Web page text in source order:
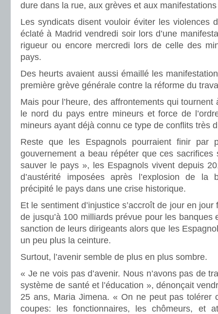
dure dans la rue, aux grèves et aux
Les syndicats disent vouloir éviter les violences
éclaté à Madrid vendredi soir lors d’une
rigueur ou encore mercredi lors de celle des
pays.
Des heurts avaient aussi émaillé les
première grève générale contre la réforme du
Mais pour l’heure, des affrontements qui tournent
le nord du pays entre mineurs et force de
mineurs ayant déjà connu ce type de conflits très
Reste que les Espagnols pourraient finir par
gouvernement a beau répéter que ces sacrifices
sauver le pays », les Espagnols vivent depuis
d’austérité imposées après l’explosion de la
précipité le pays dans une crise historique.
Et le sentiment d’injustice s’accroît de jour en jour
de jusqu’à 100 milliards prévue pour les banques
sanction de leurs dirigeants alors que les
un peu plus la ceinture.
Surtout, l’avenir semble de plus en plus sombre.
« Je ne vois pas d’avenir. Nous n’avons pas de
système de santé et l’éducation », dénonçait
25 ans, Maria Jimena. « On ne peut pas tolérer
coupes: les fonctionnaires, les chômeurs, et